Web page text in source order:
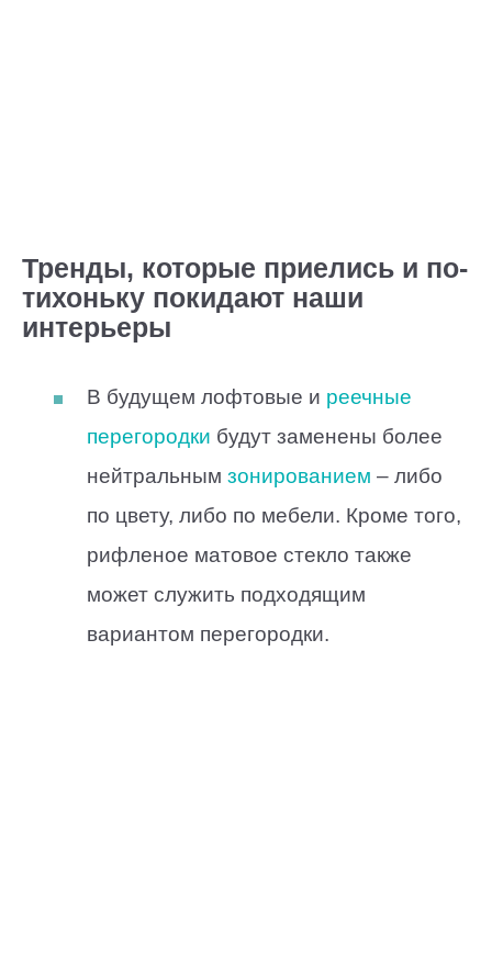
Тренды, которые приелись и по-
тихоньку покидают наши
интерьеры
В будущем лофтовые и реечные
перегородки будут заменены более
нейтральным зонированием – либо
по цвету, либо по мебели. Кроме того,
рифленое матовое стекло также
может служить подходящим
вариантом перегородки.